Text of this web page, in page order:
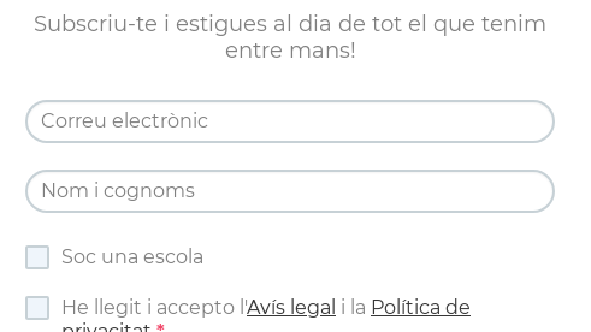
Subscriu-te i estigues al dia de tot el que tenim
entre mans!
Soc una escola
He llegit i accepto l'Avís legal i la Política de